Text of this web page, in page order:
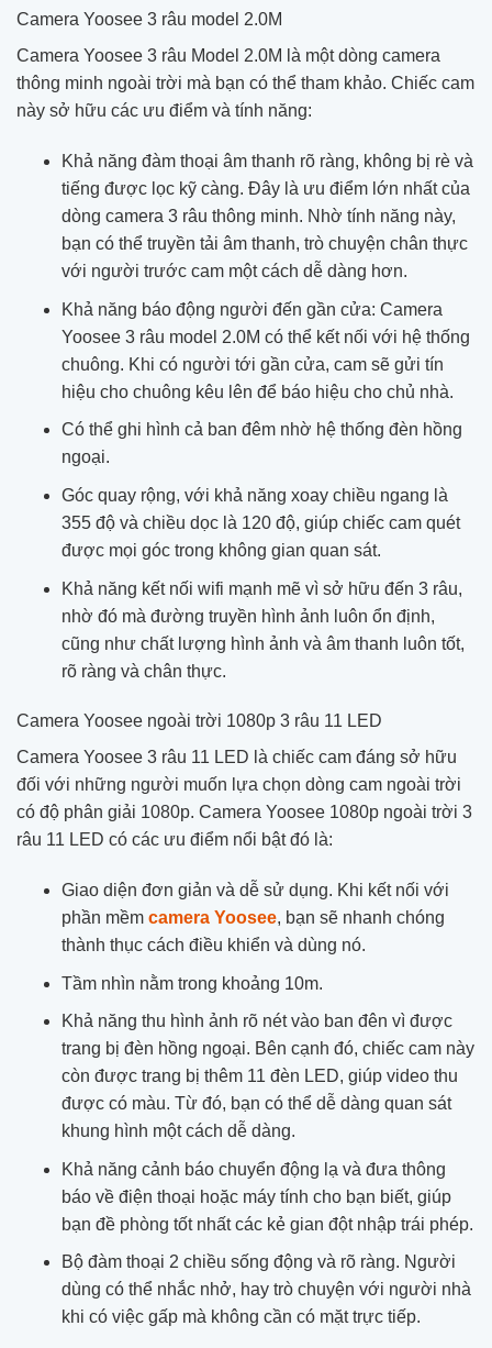
Camera Yoosee 3 râu model 2.0M
Camera Yoosee 3 râu Model 2.0M là một dòng camera
thông minh ngoài trời mà bạn có thể tham khảo. Chiếc cam
này sở hữu các ưu điểm và tính năng:
Khả năng đàm thoại âm thanh rõ ràng, không bị rè và
tiếng được lọc kỹ càng. Đây là ưu điểm lớn nhất của
dòng camera 3 râu thông minh. Nhờ tính năng này,
bạn có thể truyền tải âm thanh, trò chuyện chân thực
với người trước cam một cách dễ dàng hơn.
Khả năng báo động người đến gần cửa: Camera
Yoosee 3 râu model 2.0M có thể kết nối với hệ thống
chuông. Khi có người tới gần cửa, cam sẽ gửi tín
hiệu cho chuông kêu lên để báo hiệu cho chủ nhà.
Có thể ghi hình cả ban đêm nhờ hệ thống đèn hồng
ngoại.
Góc quay rộng, với khả năng xoay chiều ngang là
355 độ và chiều dọc là 120 độ, giúp chiếc cam quét
được mọi góc trong không gian quan sát.
Khả năng kết nối wifi mạnh mẽ vì sở hữu đến 3 râu,
nhờ đó mà đường truyền hình ảnh luôn ổn định,
cũng như chất lượng hình ảnh và âm thanh luôn tốt,
rõ ràng và chân thực.
Camera Yoosee ngoài trời 1080p 3 râu 11 LED
Camera Yoosee 3 râu 11 LED là chiếc cam đáng sở hữu
đối với những người muốn lựa chọn dòng cam ngoài trời
có độ phân giải 1080p. Camera Yoosee 1080p ngoài trời 3
râu 11 LED có các ưu điểm nổi bật đó là:
Giao diện đơn giản và dễ sử dụng. Khi kết nối với
phần mềm camera Yoosee, bạn sẽ nhanh chóng
thành thục cách điều khiển và dùng nó.
Tầm nhìn nằm trong khoảng 10m.
Khả năng thu hình ảnh rõ nét vào ban đên vì được
trang bị đèn hồng ngoại. Bên cạnh đó, chiếc cam này
còn được trang bị thêm 11 đèn LED, giúp video thu
được có màu. Từ đó, bạn có thể dễ dàng quan sát
khung hình một cách dễ dàng.
Khả năng cảnh báo chuyển động lạ và đưa thông
báo về điện thoại hoặc máy tính cho bạn biết, giúp
bạn đề phòng tốt nhất các kẻ gian đột nhập trái phép.
Bộ đàm thoại 2 chiều sống động và rõ ràng. Người
dùng có thể nhắc nhở, hay trò chuyện với người nhà
khi có việc gấp mà không cần có mặt trực tiếp.